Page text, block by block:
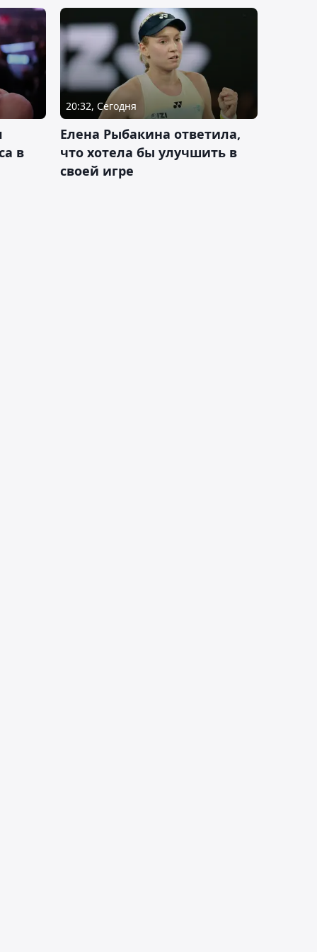
в
20:32, Сегодня
Елена Рыбакина ответила,
что хотела бы улучшить в
своей игре